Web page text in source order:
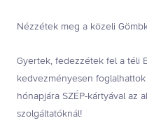
Nézzétek meg a közeli
Gyertek, fedezzétek fel a téli
kedvezményesen
hónapjára SZÉP-kártyával az
szolgáltatóknál!